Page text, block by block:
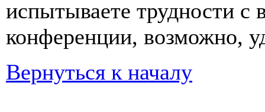
испытываете трудности с
конференции, возможно,
Вернуться к началу